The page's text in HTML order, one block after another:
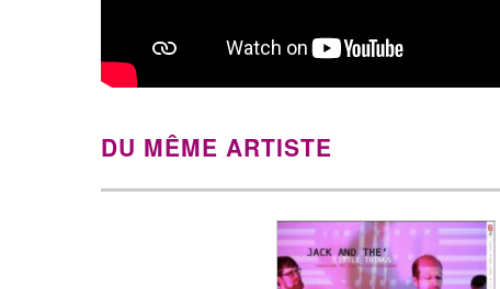
DU MÊME ARTISTE